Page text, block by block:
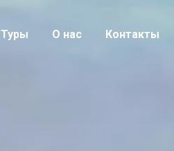
Туры О нас Контакты